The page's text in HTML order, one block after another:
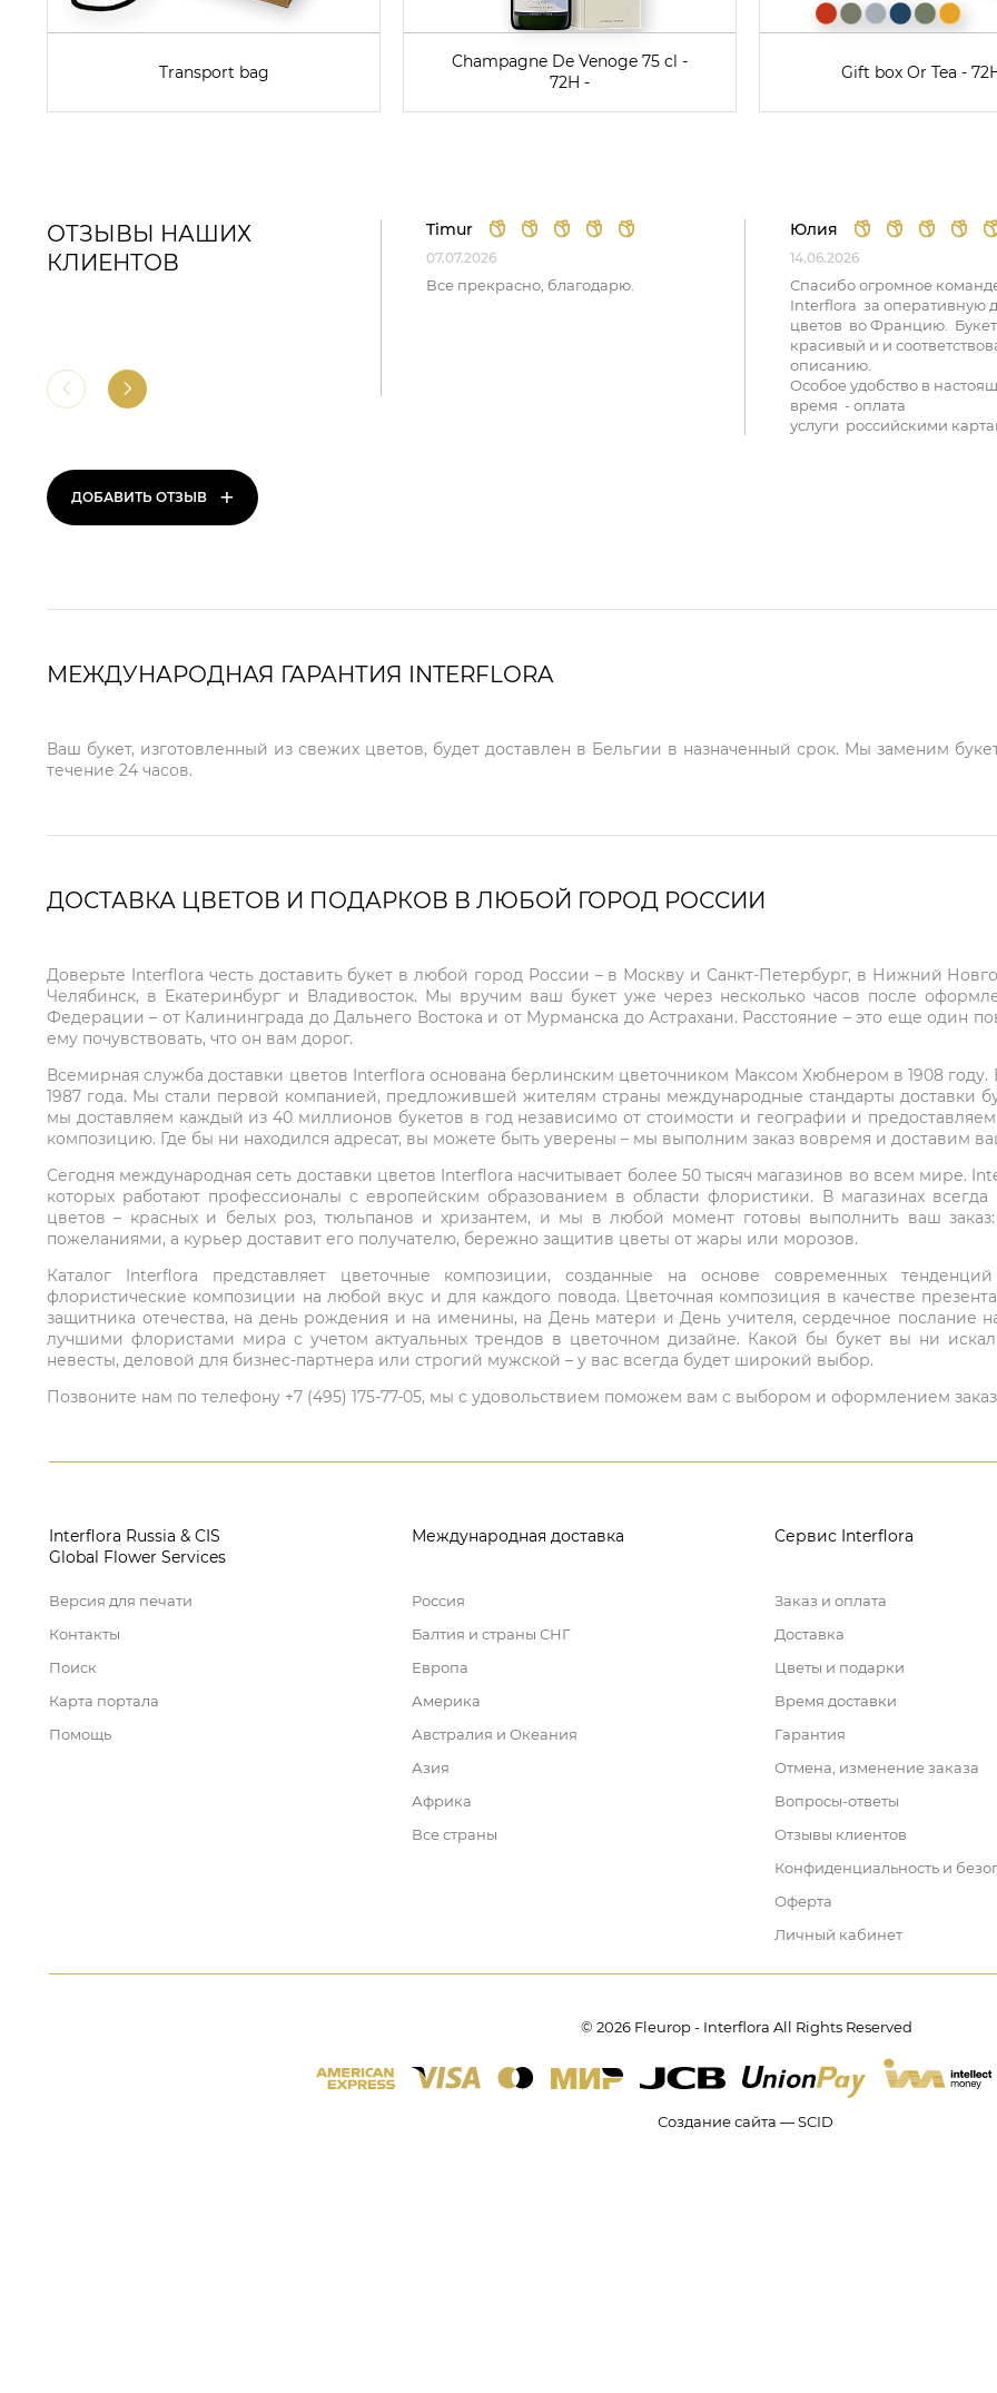
Transport bag
Champagne De Venoge 75 cl -
72H -
Gift box Or Tea -
ОТЗЫВЫ НАШИХ
КЛИЕНТОВ
ДОБАВИТЬ ОТЗЫВ +
Timur
07.07.2026
Все прекрасно, благодарю.
Юлия
14.06.2026
Спасибо огромное
Interflora за оперативную
цветов во Францию.
красивый и и
описанию.
Особое удобство в
время - оплата
услуги российскими
МЕЖДУНАРОДНАЯ ГАРАНТИЯ INTERFLORA
Ваш букет, изготовленный из свежих цветов, будет доставлен в Бельгии в назначенный срок. Мы заменим
течение 24 часов.
ДОСТАВКА ЦВЕТОВ И ПОДАРКОВ В ЛЮБОЙ ГОРОД РОССИИ
Доверьте Interflora честь доставить букет в любой город России – в Москву и Санкт-Петербург, в Нижний
Челябинск, в Екатеринбург и Владивосток. Мы вручим ваш букет уже через несколько часов после
Федерации – от Калининграда до Дальнего Востока и от Мурманска до Астрахани. Расстояние – это еще один
ему почувствовать, что он вам дорог.
Всемирная служба доставки цветов Interflora основана берлинским цветочником Максом Хюбнером в 1908
1987 года. Мы стали первой компанией, предложившей жителям страны международные стандарты доставки
мы доставляем каждый из 40 миллионов букетов в год независимо от стоимости и географии и
композицию. Где бы ни находился адресат, вы можете быть уверены – мы выполним заказ вовремя и доставим
Сегодня международная сеть доставки цветов Interflora насчитывает более 50 тысяч магазинов во всем мире.
которых работают профессионалы с европейским образованием в области флористики. В магазинах
цветов – красных и белых роз, тюльпанов и хризантем, и мы в любой момент готовы выполнить ваш
пожеланиями, а курьер доставит его получателю, бережно защитив цветы от жары или морозов.
Каталог Interflora представляет цветочные композиции, созданные на основе современных
флористические композиции на любой вкус и для каждого повода. Цветочная композиция в качестве
защитника отечества, на день рождения и на именины, на День матери и День учителя, сердечное послание
лучшими флористами мира с учетом актуальных трендов в цветочном дизайне. Какой бы букет вы ни
невесты, деловой для бизнес-партнера или строгий мужской – у вас всегда будет широкий выбор.
Позвоните нам по телефону +7 (495) 175-77-05, мы с удовольствием поможем вам с выбором и оформлением
Interflora Russia & CIS
Global Flower Services
Версия для печати
Контакты
Поиск
Карта портала
Помощь
Международная доставка
Россия
Балтия и страны СНГ
Европа
Америка
Австралия и Океания
Азия
Африка
Все страны
Сервис Interflora
Заказ и оплата
Доставка
Цветы и подарки
Время доставки
Гарантия
Отмена, изменение заказа
Вопросы-ответы
Отзывы клиентов
Конфиденциальность и
Оферта
Личный кабинет
© 2026 Fleurop - Interflora All Rights Reserved
Создание сайта — SCID